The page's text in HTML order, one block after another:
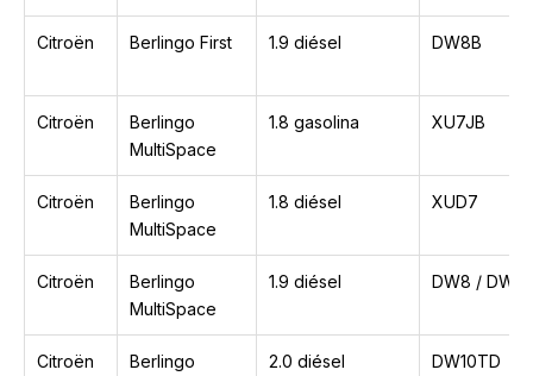
Citroën Berlingo First 1.9 diésel DW8B
Citroën
Berlingo
MultiSpace
1.8 gasolina XU7JB
Citroën
Berlingo
MultiSpace
1.8 diésel XUD7
Citroën
Berlingo
MultiSpace
1.9 diésel DW8 /
Citroën
Berlingo
2.0 diésel DW10TD